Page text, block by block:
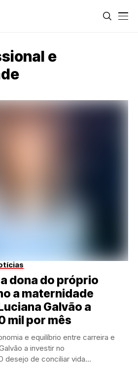
e
dona do próprio
a maternidade
Galvão a
mil por mês
e equilíbrio entre carreira e
a investir no
desejo de conciliar vida...